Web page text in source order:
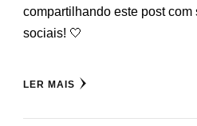
compartilhando este post
sociais! 🤍
LER MAIS